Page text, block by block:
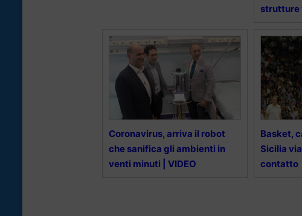
strutture
Coronavirus, arriva il robot
che sanifica gli ambienti in
venti minuti | VIDEO
Basket,
Sicilia
contatto